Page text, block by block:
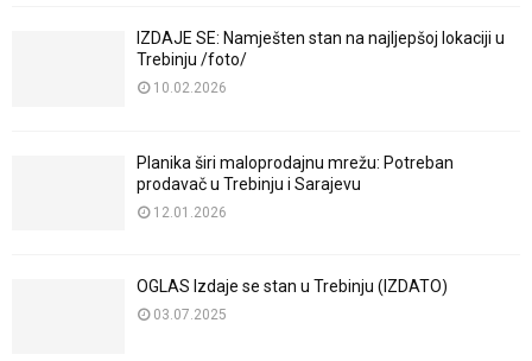
IZDAJE SE: Namješten stan na najljepšoj lokaciji u
Trebinju /foto/
10.02.2026
Planika širi maloprodajnu mrežu: Potreban
prodavač u Trebinju i Sarajevu
12.01.2026
OGLAS Izdaje se stan u Trebinju (IZDATO)
03.07.2025